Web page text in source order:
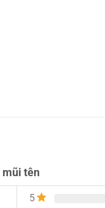
mũi tên
5